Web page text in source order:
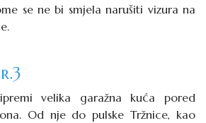
se ne bi smjela narušiti vizura na
velika garažna kuća pored
Od nje do pulske Tržnice, kao